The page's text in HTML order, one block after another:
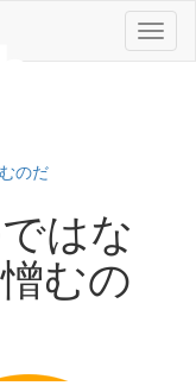
メ
ニ
のだ
はな
むの